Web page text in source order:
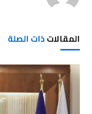
المقالاتذات الصلة